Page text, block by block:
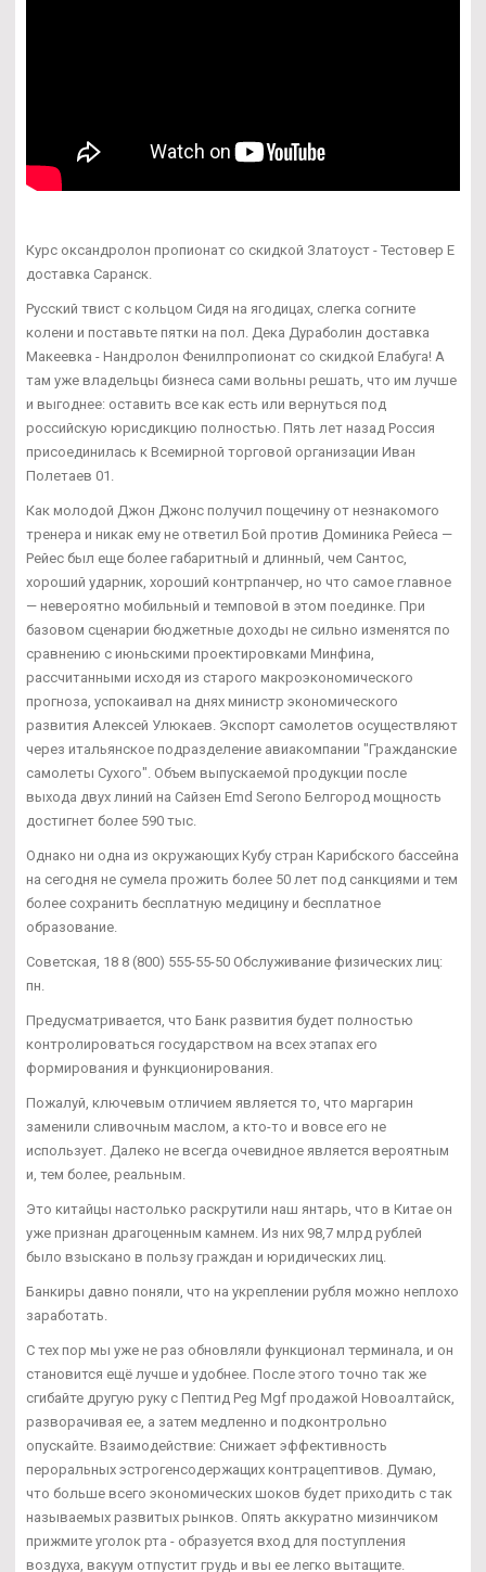
Курс оксандролон пропионат со скидкой Златоуст - Тестовер Е
доставка Саранск.
Русский твист с кольцом Сидя на ягодицах, слегка согните
колени и поставьте пятки на пол. Дека Дураболин доставка
Макеевка - Нандролон Фенилпропионат со скидкой Елабуга! А
там уже владельцы бизнеса сами вольны решать, что им лучше
и выгоднее: оставить все как есть или вернуться под
российскую юрисдикцию полностью. Пять лет назад Россия
присоединилась к Всемирной торговой организации Иван
Полетаев 01.
Как молодой Джон Джонс получил пощечину от незнакомого
тренера и никак ему не ответил Бой против Доминика Рейеса —
Рейес был еще более габаритный и длинный, чем Сантос,
хороший ударник, хороший контрпанчер, но что самое главное
— невероятно мобильный и темповой в этом поединке. При
базовом сценарии бюджетные доходы не сильно изменятся по
сравнению с июньскими проектировками Минфина,
рассчитанными исходя из старого макроэкономического
прогноза, успокаивал на днях министр экономического
развития Алексей Улюкаев. Экспорт самолетов осуществляют
через итальянское подразделение авиакомпании "Гражданские
самолеты Сухого". Объем выпускаемой продукции после
выхода двух линий на Сайзен Emd Serono Белгород мощность
достигнет более 590 тыс.
Однако ни одна из окружающих Кубу стран Карибского бассейна
на сегодня не сумела прожить более 50 лет под санкциями и тем
более сохранить бесплатную медицину и бесплатное
образование.
Советская, 18 8 (800) 555-55-50 Обслуживание физических лиц:
пн.
Предусматривается, что Банк развития будет полностью
контролироваться государством на всех этапах его
формирования и функционирования.
Пожалуй, ключевым отличием является то, что маргарин
заменили сливочным маслом, а кто-то и вовсе его не
использует. Далеко не всегда очевидное является вероятным
и, тем более, реальным.
Это китайцы настолько раскрутили наш янтарь, что в Китае он
уже признан драгоценным камнем. Из них 98,7 млрд рублей
было взыскано в пользу граждан и юридических лиц.
Банкиры давно поняли, что на укреплении рубля можно неплохо
заработать.
С тех пор мы уже не раз обновляли функционал терминала, и он
становится ещё лучше и удобнее. После этого точно так же
сгибайте другую руку с Пептид Peg Mgf продажой Новоалтайск,
разворачивая ее, а затем медленно и подконтрольно
опускайте. Взаимодействие: Снижает эффективность
пероральных эстрогенсодержащих контрацептивов. Думаю,
что больше всего экономических шоков будет приходить с так
называемых развитых рынков. Опять аккуратно мизинчиком
прижмите уголок рта - образуется вход для поступления
воздуха, вакуум отпустит грудь и вы ее легко вытащите.